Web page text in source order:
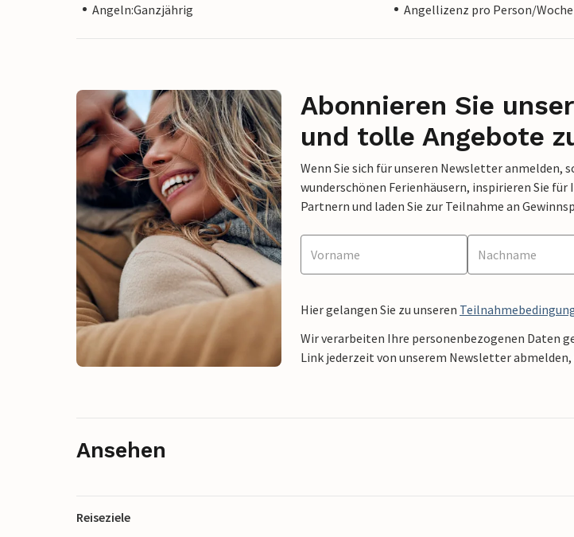
Angeln:Ganzjährig Angellizenz pro Person/Woche
Abonnieren Sie
und tolle Angebote
Wenn Sie sich für unseren Newsletter anmelden,
wunderschönen Ferienhäusern, inspirieren Sie
Partnern und laden Sie zur Teilnahme an
Hier gelangen Sie zu unseren
Wir verarbeiten Ihre personenbezogenen Daten
Link jederzeit von unserem Newsletter
Ansehen
Reiseziele